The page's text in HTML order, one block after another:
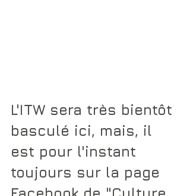
L'ITW sera très bientôt
basculé ici, mais, il
est pour l'instant
toujours sur la page